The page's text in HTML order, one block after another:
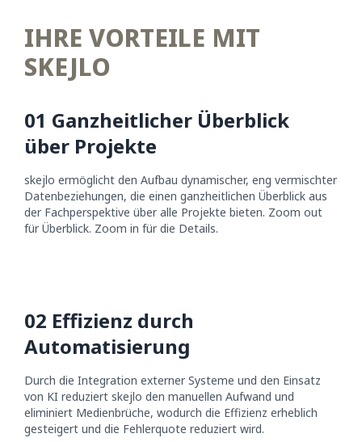
IHRE VORTEILE MIT
SKEJLO
01 Ganzheitlicher Überblick
über Projekte
skejlo ermöglicht den Aufbau dynamischer, eng vermischter
Datenbeziehungen, die einen ganzheitlichen Überblick aus
der Fachperspektive über alle Projekte bieten. Zoom out
für Überblick. Zoom in für die Details.
02 Effizienz durch
Automatisierung
Durch die Integration externer Systeme und den Einsatz
von KI reduziert skejlo den manuellen Aufwand und
eliminiert Medienbrüche, wodurch die Effizienz erheblich
gesteigert und die Fehlerquote reduziert wird.